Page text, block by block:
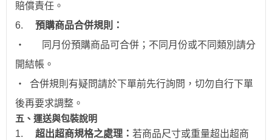
賠償責任。
6.
預購商品合併規則：
‧
同月份預購商品可合併；不同月份或不同類別請分
開結帳。
‧ 合併規則有疑問請於下單前先行詢問，切勿自行下單
後再要求調整。
五、運送與包裝說明
1.
超出超商規格之處理： 若商品尺寸或重量超出超商